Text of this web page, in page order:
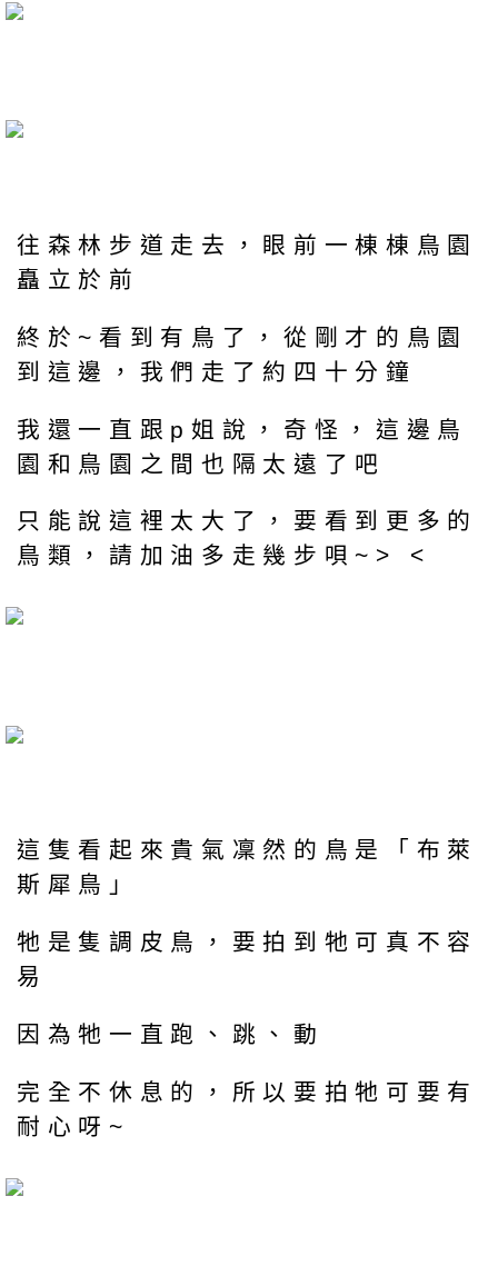
往森林步道走去，眼前一棟棟鳥園
矗立於前
終於~看到有鳥了，從剛才的鳥園
到這邊，我們走了約四十分鐘
我還一直跟p姐說，奇怪，這邊鳥
園和鳥園之間也隔太遠了吧
只能說這裡太大了，要看到更多的
鳥類，請加油多走幾步唄~> <
這隻看起來貴氣凜然的鳥是「布萊
斯犀鳥」
牠是隻調皮鳥，要拍到牠可真不容
易
因為牠一直跑、跳、動
完全不休息的，所以要拍牠可要有
耐心呀~